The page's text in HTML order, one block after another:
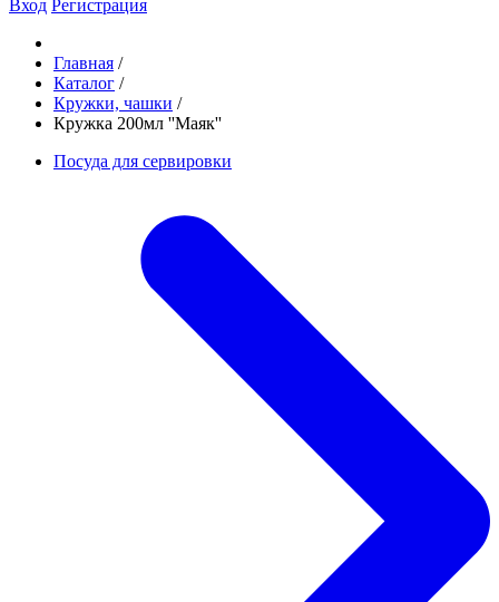
Вход Регистрация
Главная /
Каталог /
Кружки, чашки /
Кружка 200мл ''Маяк''
Посуда для сервировки